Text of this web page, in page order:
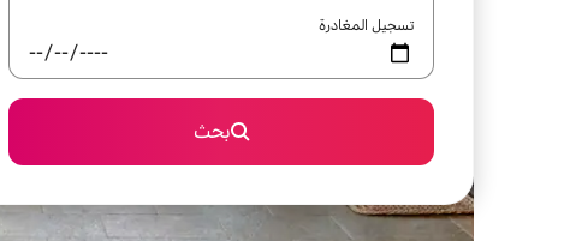
تسجيل المغادرة
بحث